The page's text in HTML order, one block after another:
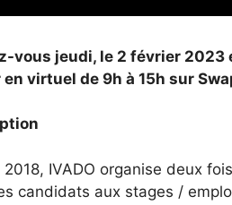
vous jeudi, le 2 février
virtuel de 9h à 15h sur
2018, IVADO organise deux
candidats aux stages /